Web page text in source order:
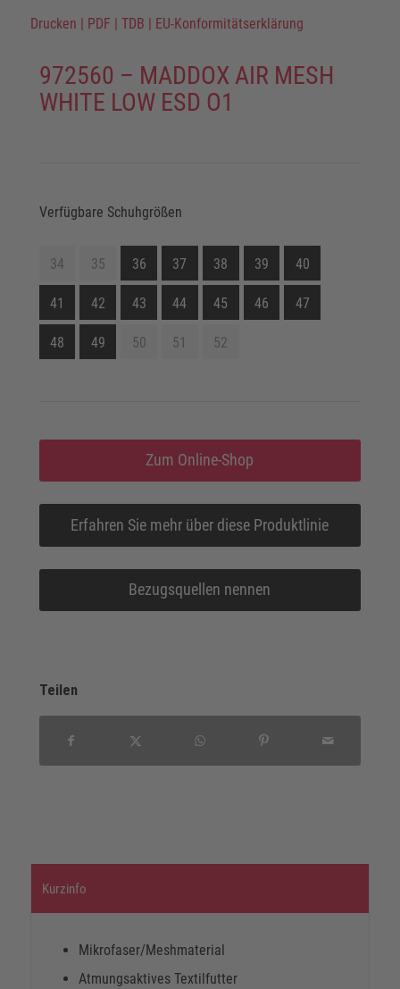
Drucken | PDF | TDB | EU-Konformitätserklärung
972560 – MADDOX AIR MESH
WHITE LOW ESD O1
Verfügbare Schuhgrößen
34 35 36 37 38 39 40
41 42 43 44 45 46 47
48 49 50 51 52
Zum Online-Shop
Erfahren Sie mehr über diese Produktlinie
Bezugsquellen nennen
Teilen
Kurzinfo
Mikrofaser/Meshmaterial
Atmungsaktives Textilfutter